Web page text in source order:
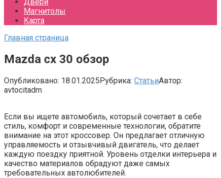
Магнитолы
Карта
Главная страница
Mazda cx 30 обзор
Опубликовано: 18.01.2025Рубрика: СтатьиАвтор:
avtocitadm
Если вы ищете автомобиль, который сочетает в себе
стиль, комфорт и современные технологии, обратите
внимание на этот кроссовер. Он предлагает отличную
управляемость и отзывчивый двигатель, что делает
каждую поездку приятной. Уровень отделки интерьера и
качество материалов обрадуют даже самых
требовательных автолюбителей.